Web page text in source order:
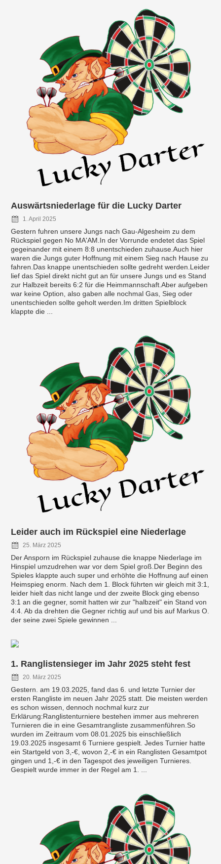
Auswärtsniederlage für die Lucky Darter
1. April 2025
Gestern fuhren unsere Jungs nach Gau-Algesheim zu dem
Rückspiel gegen No MA'AM.In der Vorrunde endetet das Spiel
gegeinander mit einem 8:8 unentschieden zuhause.Auch hier
waren die Jungs guter Hoffnung mit einem Sieg nach Hause zu
fahren.Das knappe unentschieden sollte gedreht werden.Leider
lief das Spiel direkt nicht gut an für unsere Jungs und es Stand
zur Halbzeit bereits 6:2 für die Heimmannschaft.Aber aufgeben
war keine Option, also gaben alle nochmal Gas, Sieg oder
unentschieden sollte geholt werden.Im dritten Spielblock
klappte die ...
Leider auch im Rückspiel eine Niederlage
25. März 2025
Der Ansporn im Rückspiel zuhause die knappe Niederlage im
Hinspiel umzudrehen war vor dem Spiel groß.Der Beginn des
Spieles klappte auch super und erhöhte die Hoffnung auf einen
Heimspieg enorm. Nach dem 1. Block führten wir gleich mit 3:1,
leider hielt das nicht lange und der zweite Block ging ebenso
3:1 an die gegner, somit hatten wir zur "halbzeit" ein Stand von
4:4. Ab da drehten die Gegner richtig auf und bis auf Markus O.
der seine zwei Spiele gewinnen ...
1. Ranglistensieger im Jahr 2025 steht fest
20. März 2025
Gestern. am 19.03.2025, fand das 6. und letzte Turnier der
ersten Rangliste im neuen Jahr 2025 statt. Die meisten werden
es schon wissen, dennoch nochmal kurz zur
Erklärung:Ranglistenturniere bestehen immer aus mehreren
Turnieren die in eine Gesamtrangliste zusammenführen.So
wurden im Zeitraum vom 08.01.2025 bis einschließlich
19.03.2025 insgesamt 6 Turniere gespielt. Jedes Turnier hatte
ein Startgeld von 3,-€, wovon 2,-€ in ein Ranglisten Gesamtpot
gingen und 1,-€ in den Tagespot des jeweiligen Turnieres.
Gespielt wurde immer in der Regel am 1. ...